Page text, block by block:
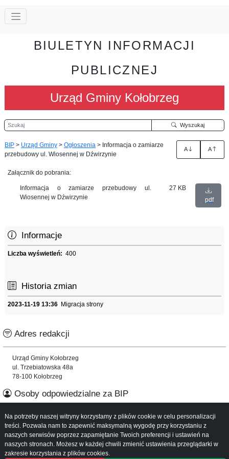
BIULETYN INFORMACJI
PUBLICZNEJ
Urząd Gminy Kołobrzeg
Szukaj Wyszukaj
BIP > Urząd Gminy > Ogłoszenia > Informacja o zamiarze
przebudowy ul. Wiosennej w Dźwirzynie
A A
Załącznik do pobrania:
Informacja o zamiarze przebudowy ul.
Wiosennej w Dźwirzynie
27 KB
pdf
Informacje
Liczba wyświetleń: 400
Historia zmian
2023-11-19 13:36 Migracja strony
Adres redakcji
Urząd Gminy Kołobrzeg
ul. Trzebiatowska 48a
78-100 Kołobrzeg
Osoby odpowiedzialne za BIP
Informacje o serwisie
Mapa serwisu
Instrukcja obsługi
Na potrzeby naszej witryny korzystamy z plików cookie w celu personalizacji
treści. Pozwala nam to zapewnić maksymalną wygodę przy korzystaniu z
naszych serwisów poprzez zapamiętanie Twoich preferencji i ustawień na
naszych stronach. Możesz w każdej chwili zmienić ustawienia przeglądarki w
zakresie korzystania z plików cookies.